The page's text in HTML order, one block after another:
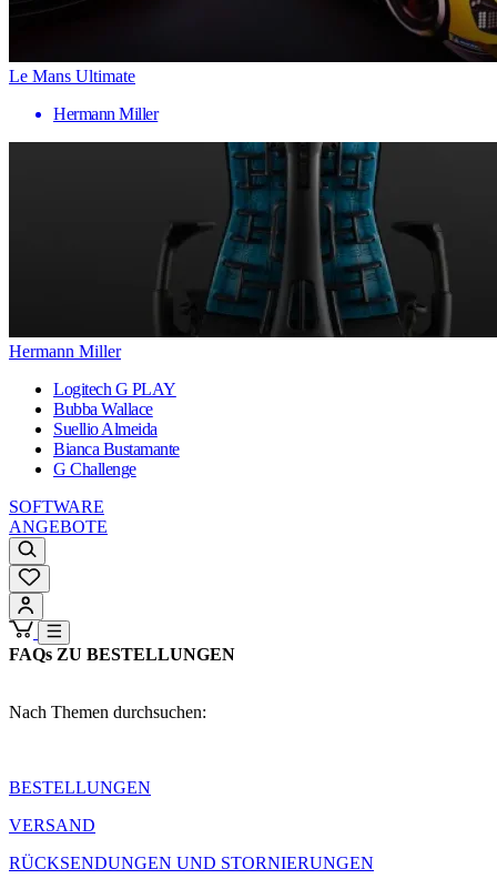
Le Mans Ultimate
Hermann Miller
Hermann Miller
Logitech G PLAY
Bubba Wallace
Suellio Almeida
Bianca Bustamante
G Challenge
SOFTWARE
ANGEBOTE
FAQs ZU BESTELLUNGEN
Nach Themen durchsuchen:
BESTELLUNGEN
VERSAND
RÜCKSENDUNGEN UND STORNIERUNGEN